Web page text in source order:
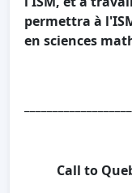
permettra à
en sciences
Call to